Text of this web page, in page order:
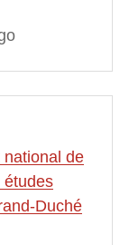
national de
études
Duché